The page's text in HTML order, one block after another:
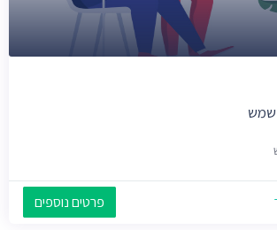
שמש
פרטים נוספים